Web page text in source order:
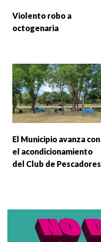
Violento robo a
octogenaria
El Municipio avanza con
el acondicionamiento
del Club de Pescadores